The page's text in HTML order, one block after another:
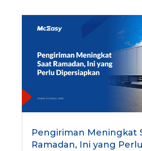
Pengiriman Meningkat
Ramadan, Ini yang Perlu